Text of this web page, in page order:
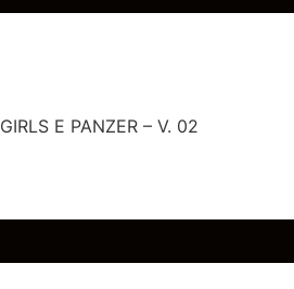
GIRLS E PANZER – V. 02